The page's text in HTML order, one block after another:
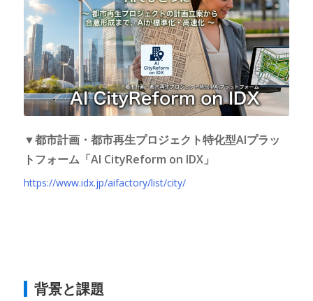
▼都市計画・都市再生プロジェクト特化型AIプラッ
トフォーム「AI CityReform on IDX」
https://www.idx.jp/aifactory/list/city/
背景と課題